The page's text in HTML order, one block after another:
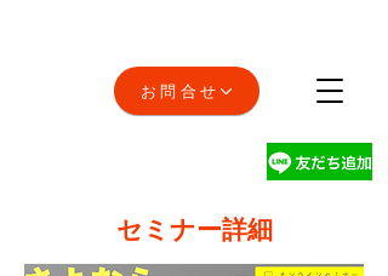
お問合せ
セミナー詳細